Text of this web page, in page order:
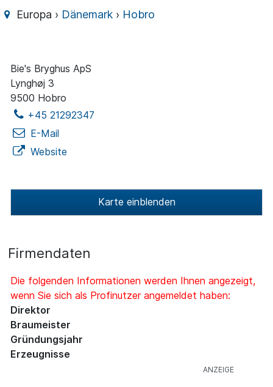
Europa › Dänemark › Hobro
Bie's Bryghus ApS
Lynghøj 3
9500 Hobro
+45 21292347
E-Mail
Website
Karte einblenden
Firmendaten
Die folgenden Informationen werden Ihnen angezeigt,
wenn Sie sich als Profinutzer angemeldet haben:
Direktor
Braumeister
Gründungsjahr
Erzeugnisse